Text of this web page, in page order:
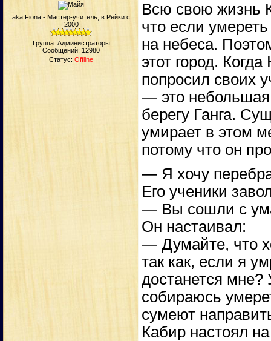
aka Fiona - Мастер-учитель, в Рейки с
2000
Группа: Администраторы
Сообщений: 12980
Статус: Offline
Всю свою жизнь
что если
на небеса.
этот город.
попросил своих
— это небольшая
берегу Ганга.
умирает в этом
потому что он
— Я хочу
Его ученики
— Вы сошли с
Он настаивал:
— Думайте, что
так как, если я
достанется мне?
собираюсь
сумеют
Кабир настоял